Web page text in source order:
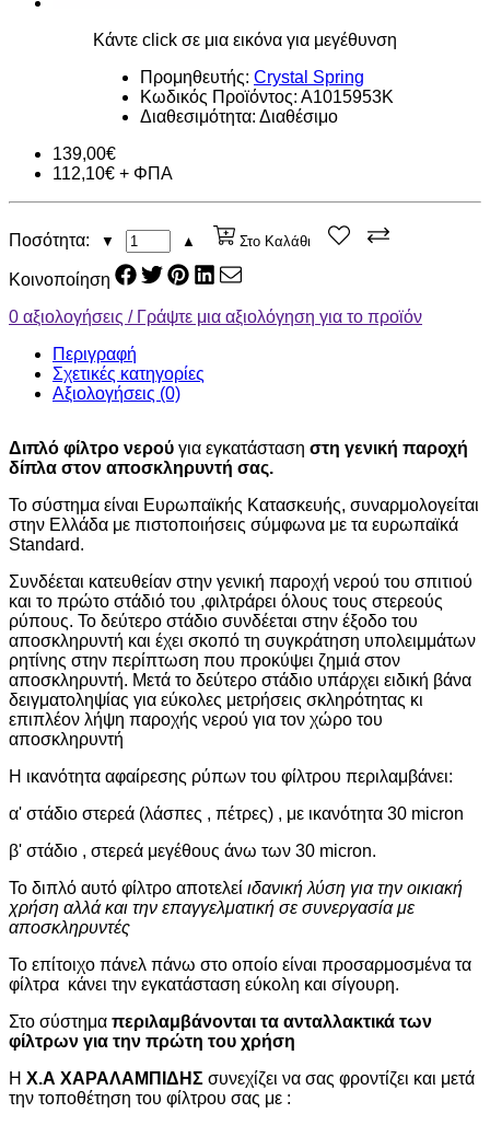
Κάντε click σε μια εικόνα για μεγέθυνση
Προμηθευτής: Crystal Spring
Κωδικός Προϊόντος: Α1015953Κ
Διαθεσιμότητα: Διαθέσιμο
139,00€
112,10€ + ΦΠΑ
Ποσότητα: ▼ ▲ Στο Καλάθι
Κοινοποίηση
0 αξιολογήσεις / Γράψτε μια αξιολόγηση για το προϊόν
Περιγραφή
Σχετικές κατηγορίες
Αξιολογήσεις (0)
Διπλό φίλτρο νερού για εγκατάσταση στη γενική παροχή
δίπλα στον αποσκληρυντή σας.
Το σύστημα είναι Ευρωπαϊκής Κατασκευής, συναρμολογείται
στην Ελλάδα με πιστοποιήσεις σύμφωνα με τα ευρωπαϊκά
Standard.
Συνδέεται κατευθείαν στην γενική παροχή νερού του σπιτιού
και το πρώτο στάδιό του ,φιλτράρει όλους τους στερεούς
ρύπους. Το δεύτερο στάδιο συνδέεται στην έξοδο του
αποσκληρυντή και έχει σκοπό τη συγκράτηση υπολειμμάτων
ρητίνης στην περίπτωση που προκύψει ζημιά στον
αποσκληρυντή. Μετά το δεύτερο στάδιο υπάρχει ειδική βάνα
δειγματοληψίας για εύκολες μετρήσεις σκληρότητας κι
επιπλέον λήψη παροχής νερού για τον χώρο του
αποσκληρυντή
Η ικανότητα αφαίρεσης ρύπων του φίλτρου περιλαμβάνει:
α' στάδιο στερεά (λάσπες , πέτρες) , με ικανότητα 30 micron
β' στάδιο , στερεά μεγέθους άνω των 30 micron.
Το διπλό αυτό φίλτρο αποτελεί ιδανική λύση για την οικιακή
χρήση αλλά και την επαγγελματική σε συνεργασία με
αποσκληρυντές
Το επίτοιχο πάνελ πάνω στο οποίο είναι προσαρμοσμένα τα
φίλτρα κάνει την εγκατάσταση εύκολη και σίγουρη.
Στο σύστημα περιλαμβάνονται τα ανταλλακτικά των
φίλτρων για την πρώτη του χρήση
Η Χ.Α ΧΑΡΑΛΑΜΠΙΔΗΣ συνεχίζει να σας φροντίζει και μετά
την τοποθέτηση του φίλτρου σας με :